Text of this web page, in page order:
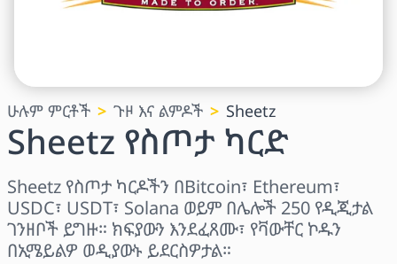
ሁሉም ምርቶች ጉዞ እና ልምዶች Sheetz
Sheetz የስጦታ ካርድ
Sheetz የስጦታ ካርዶችን በBitcoin፣ Ethereum፣
USDC፣ USDT፣ Solana ወይም በሌሎች 250 የዲጂታል
ገንዘቦች ይግዙ። ክፍያውን እንደፈጸሙ፣ የቫውቸር ኮዱን
በኢሜይልዎ ወዲያውኑ ይደርስዎታል።